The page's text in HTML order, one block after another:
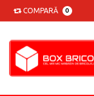
COMPARĂ 0